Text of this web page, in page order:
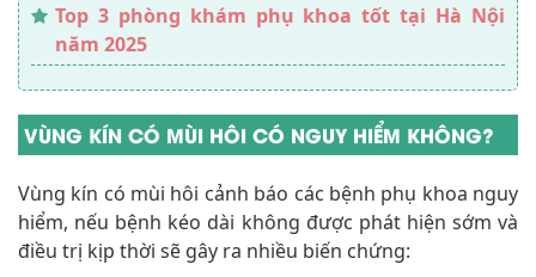
Top 3 phòng khám phụ khoa tốt tại Hà Nội
năm 2025
VÙNG KÍN CÓ MÙI HÔI CÓ NGUY HIỂM KHÔNG?
Vùng kín có mùi hôi cảnh báo các bệnh phụ khoa nguy
hiểm, nếu bệnh kéo dài không được phát hiện sớm và
điều trị kịp thời sẽ gây ra nhiều biến chứng: